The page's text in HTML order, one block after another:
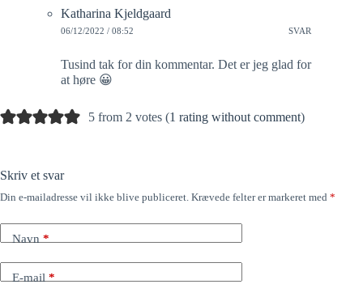
Katharina Kjeldgaard
06/12/2022 / 08:52 SVAR
Tusind tak for din kommentar. Det er jeg glad for
at høre 😀
5 from 2 votes (1 rating without comment)
Skriv et svar
Din e-mailadresse vil ikke blive publiceret. Krævede felter er markeret med *
Navn *
E-mail *